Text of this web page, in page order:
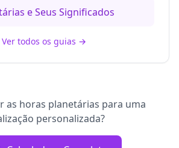
e Seus Significados
Ver todos os guias →
as horas planetárias para uma
personalizada?